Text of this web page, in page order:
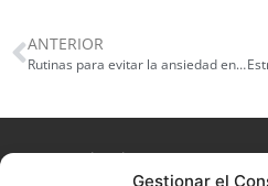
Gestionar el
ANTERIOR
Rutinas para evitar la ansiedad en embarazadas:
La experiencia que queremos